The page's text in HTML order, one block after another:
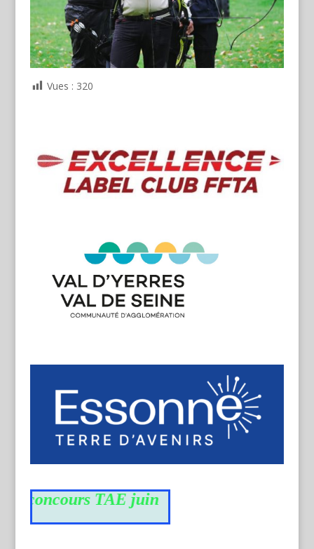
Vues : 320
concours TAE juin